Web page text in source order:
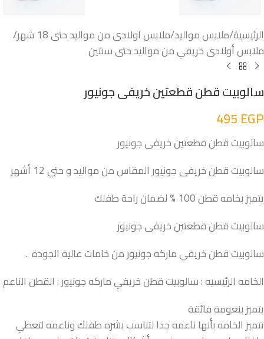
الرئيسية/ملابس مواليد/ملابس اولادى من مواليد حتى 18 شهر
/
ملابس أولادى خريفي من مواليد حتى سنتين
سالوبيت قطن قطعتين خريفى جونيور
495EGP
سالوبيت قطن قطعتين خريفى جونيور
سالوبيت قطن خريفى جونيور المقاس من مواليد و حتي 12 أشهر
يتميز بخامه قطن 100 % لضمان راحة طفلك
سالوبيت قطن قطعتين خريفى جونيور
سالوبيت قطن خريفي ماركه جونيور من خامات عالية الجودة .
الخامه الرئيسيه : سالوبيت قطن خريفي ماركه جونيور : القطن الناعم
يتميز بنعومة فائقة
تتميز الخامه بأنها ناعمه جدا لتناسب بشره طفلك وناعمه لتعطي